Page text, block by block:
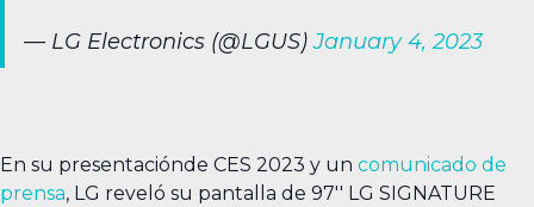
— LG Electronics (@LGUS)January 4, 2023
En su presentaciónde CES 2023 y un comunicado de
prensa, LG reveló su pantalla de 97'' LG SIGNATURE